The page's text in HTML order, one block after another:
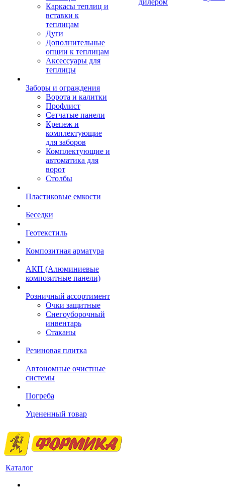
Каркасы теплиц и
вставки к
теплицам
Дуги
Дополнительные
опции к теплицам
Аксессуары для
теплицы
Заборы и ограждения
Ворота и калитки
Профлист
Сетчатые панели
Крепеж и
комплектующие
для заборов
Комплектующие и
автоматика для
ворот
Столбы
Пластиковые емкости
Беседки
Геотекстиль
Композитная арматура
АКП (Алюминиевые
композитные панели)
Розничный ассортимент
Очки защитные
Снегоуборочный
инвентарь
Стаканы
Резиновая плитка
Автономные очистные
системы
Погреба
Уцененный товар
дилером
Каталог